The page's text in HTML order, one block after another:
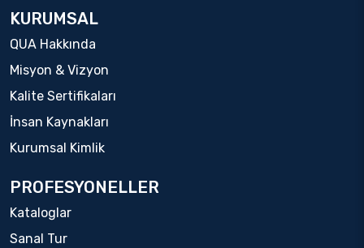
KURUMSAL
QUA Hakkında
Misyon & Vizyon
Kalite Sertifikaları
İnsan Kaynakları
Kurumsal Kimlik
PROFESYONELLER
Kataloglar
Sanal Tur